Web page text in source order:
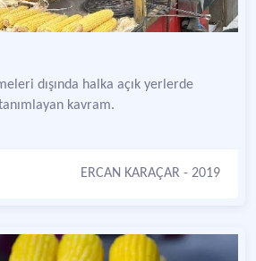
dışında halka açık yerlerde
kavram.
ERCAN KARAÇAR - 2019